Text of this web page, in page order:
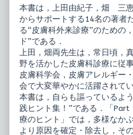
パ
ー
ガ
イ
ド
published
on
外
来
診
療
ス
ー
パ
ー
ガ
ド,
本書は，上田由紀子，畑 三
からサポートする14名の著者
る“皮膚科外来診療”のための
ド”である．
上田，畑両先生は，常日頃，
野を活かした皮膚科診療に従
皮膚科学会，皮膚アレルギー
会で大変華やかに活躍されてい
本書は，自らも謳っているよ
践ヒント集！”である．「
療のヒント」では，多様なか
より原因を確定・除去し，そ